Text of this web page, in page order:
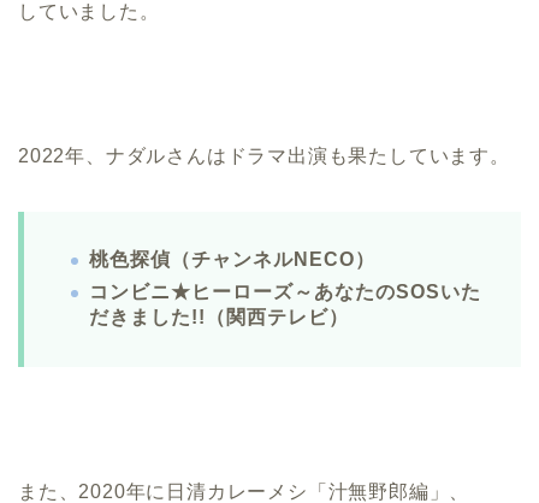
していました。
2022年、ナダルさんはドラマ出演も果たしています。
桃色探偵（チャンネルNECO）
コンビニ★ヒーローズ～あなたのSOSいた
だきました!!（関西テレビ）
また、2020年に日清カレーメシ「汁無野郎編」、